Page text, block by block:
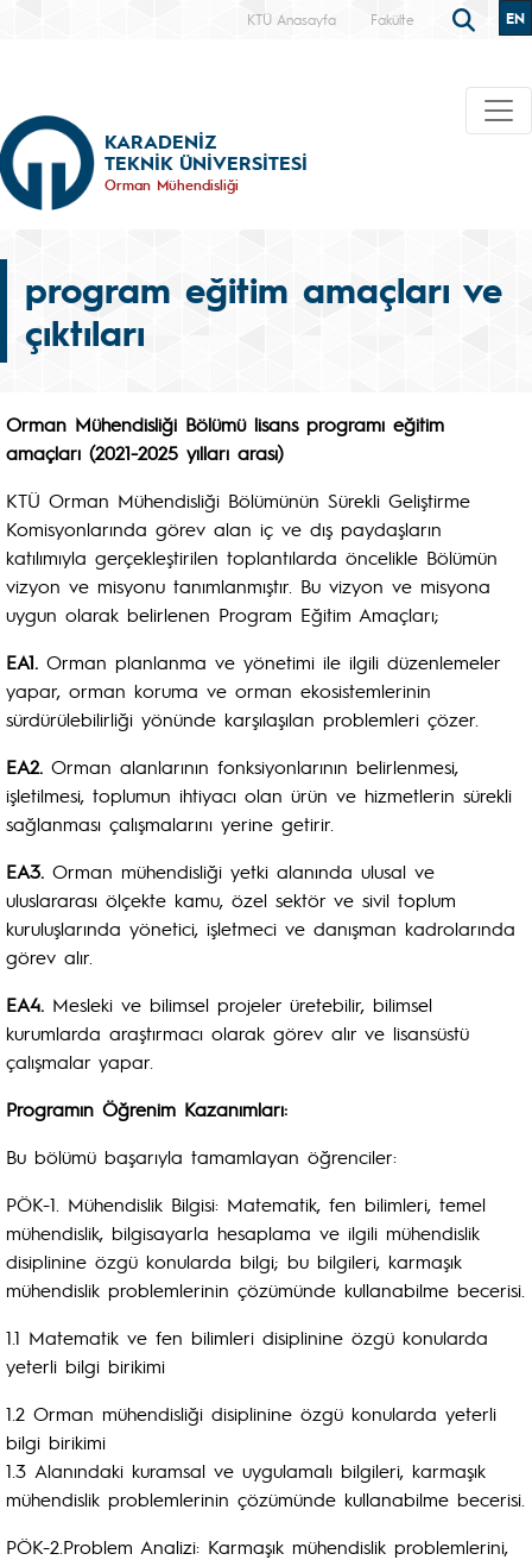
KTÜ Anasayfa Fakülte EN
KARADENİZ
TEKNİK ÜNİVERSİTESİ
Orman Mühendisliği
program eğitim amaçları ve
çıktıları
Orman Mühendisliği Bölümü lisans programı eğitim
amaçları (2021-2025 yılları arası)
KTÜ Orman Mühendisliği Bölümünün Sürekli Geliştirme
Komisyonlarında görev alan iç ve dış paydaşların
katılımıyla gerçekleştirilen toplantılarda öncelikle Bölümün
vizyon ve misyonu tanımlanmıştır. Bu vizyon ve misyona
uygun olarak belirlenen Program Eğitim Amaçları;
EA1. Orman planlanma ve yönetimi ile ilgili düzenlemeler
yapar, orman koruma ve orman ekosistemlerinin
sürdürülebilirliği yönünde karşılaşılan problemleri çözer.
EA2. Orman alanlarının fonksiyonlarının belirlenmesi,
işletilmesi, toplumun ihtiyacı olan ürün ve hizmetlerin sürekli
sağlanması çalışmalarını yerine getirir.
EA3. Orman mühendisliği yetki alanında ulusal ve
uluslararası ölçekte kamu, özel sektör ve sivil toplum
kuruluşlarında yönetici, işletmeci ve danışman kadrolarında
görev alır.
EA4. Mesleki ve bilimsel projeler üretebilir, bilimsel
kurumlarda araştırmacı olarak görev alır ve lisansüstü
çalışmalar yapar.
Programın Öğrenim Kazanımları:
Bu bölümü başarıyla tamamlayan öğrenciler:
PÖK-1. Mühendislik Bilgisi: Matematik, fen bilimleri, temel
mühendislik, bilgisayarla hesaplama ve ilgili mühendislik
disiplinine özgü konularda bilgi; bu bilgileri, karmaşık
mühendislik problemlerinin çözümünde kullanabilme becerisi.
1.1 Matematik ve fen bilimleri disiplinine özgü konularda
yeterli bilgi birikimi
1.2 Orman mühendisliği disiplinine özgü konularda yeterli
bilgi birikimi
1.3 Alanındaki kuramsal ve uygulamalı bilgileri, karmaşık
mühendislik problemlerinin çözümünde kullanabilme becerisi.
PÖK-2.Problem Analizi: Karmaşık mühendislik problemlerini,